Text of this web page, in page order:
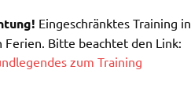
Eingeschränktes Training in
Ferien. Bitte beachtet den Link:
zum Training